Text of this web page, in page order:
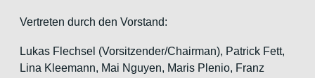
Vertreten durch den Vorstand:
Lukas Flechsel (Vorsitzender/Chairman), Patrick Fett,
Lina Kleemann, Mai Nguyen, Maris Plenio, Franz